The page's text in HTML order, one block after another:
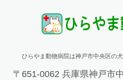
ひらやま動物病院は神戸市中央区の
〒651-0062 兵庫県神戸市